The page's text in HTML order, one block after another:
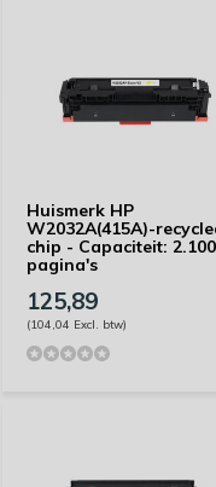
Huismerk HP
W2032A(415A)-
chip - Capaciteit: 2.100
pagina's
125,89
(104,04 Excl. btw)